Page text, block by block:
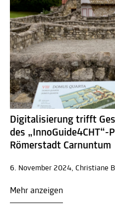
Digitalisierung trifft
des
Römerstadt Carnuntum
6. November 2024, Christiane
Mehr anzeigen